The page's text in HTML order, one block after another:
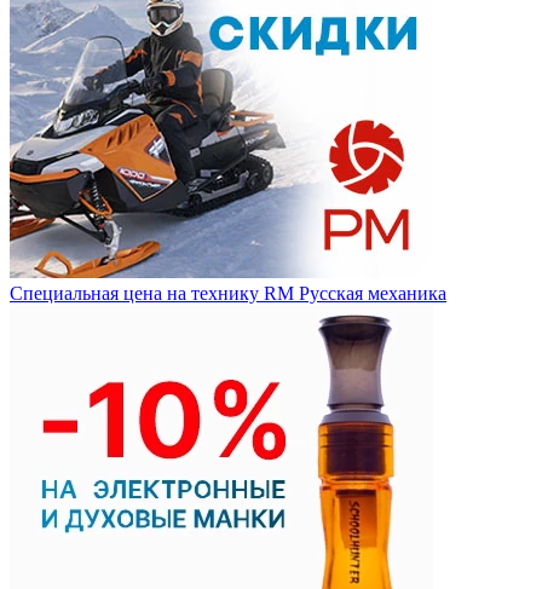
Специальная цена на технику RM Русская механика